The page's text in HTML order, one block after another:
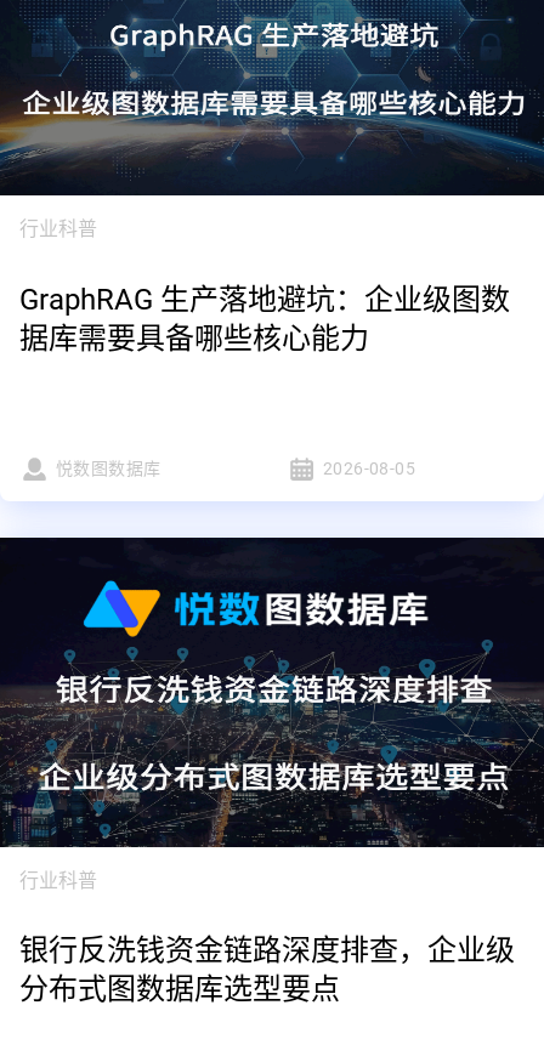
行业科普
GraphRAG 生产落地避坑：企业级图数
据库需要具备哪些核心能力
悦数图数据库 2026-08-05
行业科普
银行反洗钱资金链路深度排查，企业级
分布式图数据库选型要点